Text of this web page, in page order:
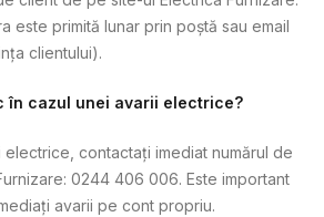
este primită lunar prin poștă sau email
clientului).
în cazul unei avarii electrice?
electrice, contactați imediat numărul de
0244 406 006. Este important
avarii pe cont propriu.